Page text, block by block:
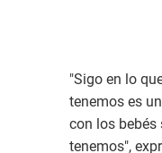
"Sigo en lo
tenemos es
con los bebés
tenemos",